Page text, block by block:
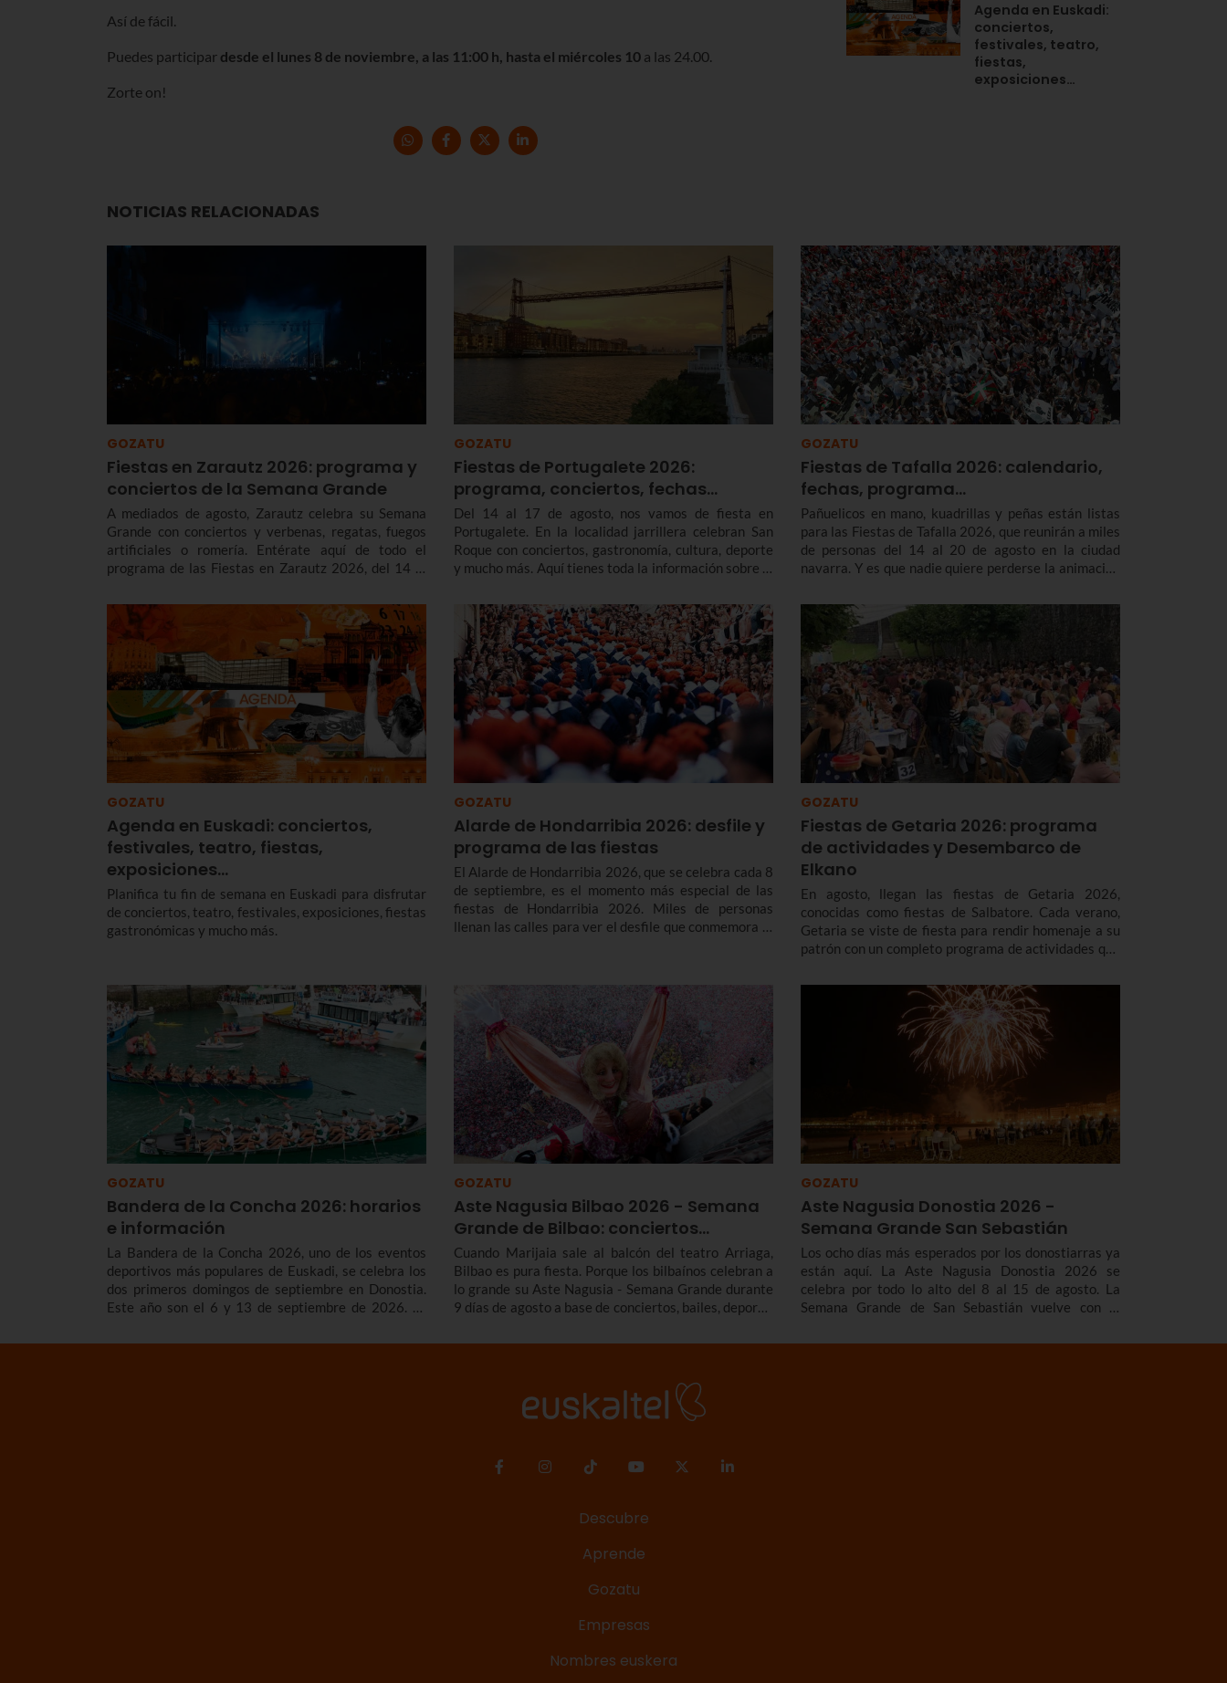
Así de fácil.
Puedes participar desde el lunes 8 de noviembre, a las 11:00 h, hasta el miércoles 10 a las 24.00.
Zorte on!
Agenda en Euskadi:
conciertos,
festivales, teatro,
fiestas,
exposiciones…
NOTICIAS RELACIONADAS
GOZATU
Fiestas en Zarautz 2026: programa y
conciertos de la Semana Grande
A mediados de agosto, Zarautz celebra su Semana
Grande con conciertos y verbenas, regatas, fuegos
artificiales o romería. Entérate aquí de todo el
programa de las Fiestas en Zarautz 2026, del 14 al
GOZATU
Fiestas de Portugalete 2026:
programa, conciertos, fechas…
Del 14 al 17 de agosto, nos vamos de fiesta en
Portugalete. En la localidad jarrillera celebran San
Roque con conciertos, gastronomía, cultura, deporte
y mucho más. Aquí tienes toda la información sobre el
de las prefiestas, que empiezan varios días antes.
GOZATU
Fiestas de Tafalla 2026: calendario,
fechas, programa…
Pañuelicos en mano, kuadrillas y peñas están listas
para las Fiestas de Tafalla 2026, que reunirán a miles
de personas del 14 al 20 de agosto en la ciudad
navarra. Y es que nadie quiere perderse la animación
encierros o la esperada subida a la Salve.
GOZATU
Agenda en Euskadi: conciertos,
festivales, teatro, fiestas,
exposiciones…
Planifica tu fin de semana en Euskadi para disfrutar
de conciertos, teatro, festivales, exposiciones, fiestas
gastronómicas y mucho más.
GOZATU
Alarde de Hondarribia 2026: desfile y
programa de las fiestas
El Alarde de Hondarribia 2026, que se celebra cada 8
de septiembre, es el momento más especial de las
fiestas de Hondarribia 2026. Miles de personas
llenan las calles para ver el desfile que conmemora la
Guadalupe para agradecerle su ayuda en la victoria.
Te contamos más sobre el origen y el desfile del
Alarde de Hondarribia 2026 y el programa de fiestas
de Hondarribia 2026. Toma nota porque las fiestas
son del 4 al 10 de septiembre.
GOZATU
Fiestas de Getaria 2026: programa
de actividades y Desembarco de
Elkano
En agosto, llegan las fiestas de Getaria 2026,
conocidas como fiestas de Salbatore. Cada verano,
Getaria se viste de fiesta para rendir homenaje a su
patrón con un completo programa de actividades que
cada cuatro años, un espectacular Desembarco de
Elkano, que este año será el día 7 de agosto.
GOZATU
Bandera de la Concha 2026: horarios
e información
La Bandera de la Concha 2026, uno de los eventos
deportivos más populares de Euskadi, se celebra los
dos primeros domingos de septiembre en Donostia.
Este año son el 6 y 13 de septiembre de 2026. Te
la Concha 2026, cómo son las regatas, cuándo
GOZATU
Aste Nagusia Bilbao 2026 - Semana
Grande de Bilbao: conciertos…
Cuando Marijaia sale al balcón del teatro Arriaga,
Bilbao es pura fiesta. Porque los bilbaínos celebran a
lo grande su Aste Nagusia - Semana Grande durante
9 días de agosto a base de conciertos, bailes, deporte,
conciertos y actividades destacadas del programa de
GOZATU
Aste Nagusia Donostia 2026 -
Semana Grande San Sebastián
Los ocho días más esperados por los donostiarras ya
están aquí. La Aste Nagusia Donostia 2026 se
celebra por todo lo alto del 8 al 15 de agosto. La
Semana Grande de San Sebastián vuelve con el
fiestas, los fuegos artificiales que tanto nos gustan,
Descubre
Aprende
Gozatu
Empresas
Nombres euskera